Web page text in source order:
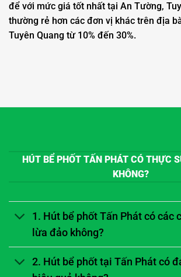
để với mức giá tốt nhất tại An Tường,
thường rẻ hơn các đơn vị khác trên địa
Tuyên Quang từ 10% đến 30%.
HÚT BỂ PHỐT TẤN PHÁT CÓ THỰC
KHÔNG?
1. Hút bể phốt Tấn Phát có các
lừa đảo không?
2. Hút bể phốt tại Tấn Phát có